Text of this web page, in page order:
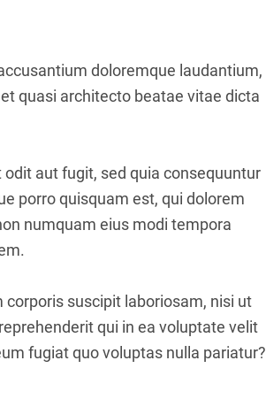
doloremque laudantium,
quasi architecto beatae vitae dicta
aut fugit, sed quia consequuntur
porro quisquam est, qui dolorem
numquam eius modi tempora
suscipit laboriosam, nisi ut
qui in ea voluptate velit
fugiat quo voluptas nulla pariatur?